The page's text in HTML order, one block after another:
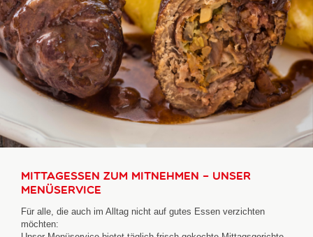
Mittagessen zum Mitnehmen – unser
Menüservice
Für alle, die auch im Alltag nicht auf gutes Essen verzichten
möchten: